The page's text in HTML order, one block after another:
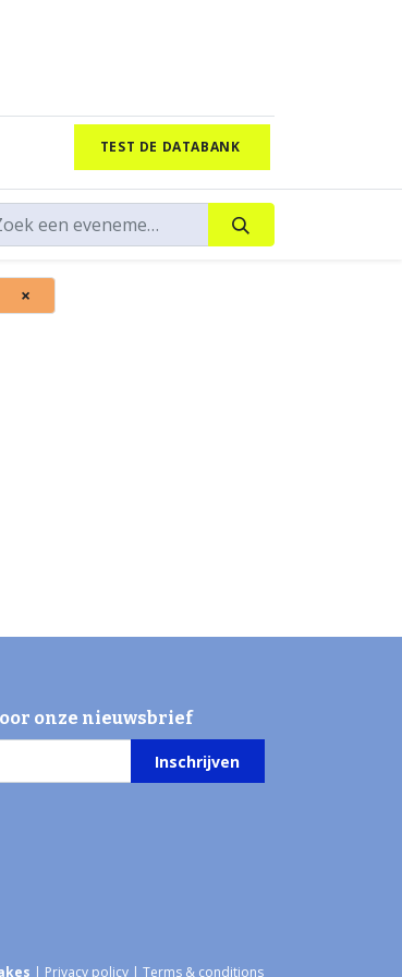
TEST DE DATABANK
×
onze nieuwsbrief
Inschrijven
| Privacy policy | Terms & conditions